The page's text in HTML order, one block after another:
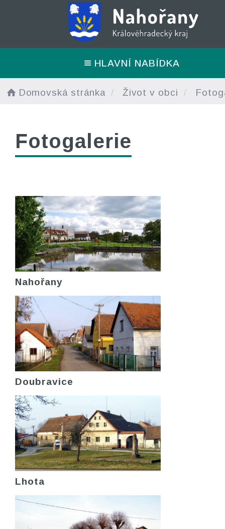
HLAVNÍ NABÍDKA
Domovská stránka Život v obci
Fotogalerie
Nahořany
Doubravice
Lhota